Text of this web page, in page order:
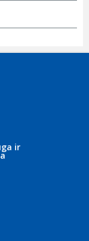
ir